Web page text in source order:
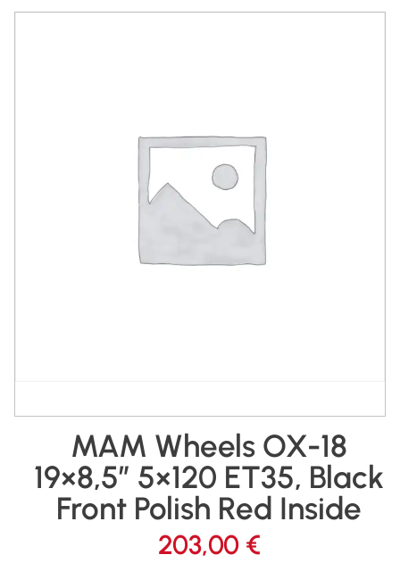
MAM Wheels OX-18
19×8,5″ 5×120 ET35, Black
Front Polish Red Inside
203,00 €